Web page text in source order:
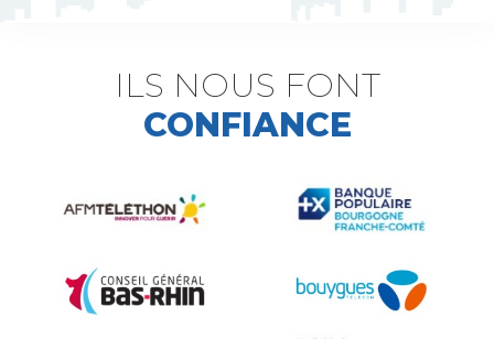
ILS NOUS FONT
CONFIANCE